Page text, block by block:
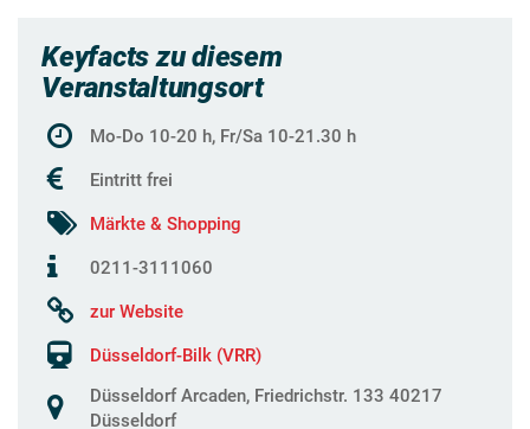
Keyfacts zu diesem
Veranstaltungsort
Mo-Do 10-20 h, Fr/Sa 10-21.30 h
Eintritt frei
Märkte & Shopping
0211-3111060
zur Website
Düsseldorf-Bilk (VRR)
Düsseldorf Arcaden, Friedrichstr. 133 40217
Düsseldorf